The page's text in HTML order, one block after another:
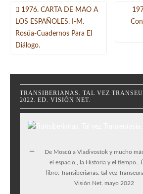
Navegación
de
entradas
1976. CARTA DE MAO A
LOS ESPAÑOLES. I-M.
Rosúa-Cuadernos Para El
Diálogo.
TRANSIBERIANAS. TAL VEZ
2022. ED. VISIÓN NET.
De Moscú a Vladivostok y mucho
el espacio,, la Historia y el tiempo..
libro: Transiberianas. tal vez
Visión Net. mayo 2022